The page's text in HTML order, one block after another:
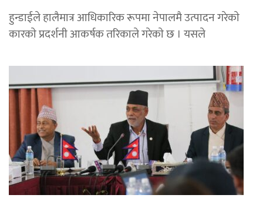
हुन्डाईले हालैमात्र आधिकारिक रूपमा नेपालमै उत्पादन गरेकाे
कारकाे प्रदर्शनी आकर्षक तरिकाले गरेकाे छ । यसले